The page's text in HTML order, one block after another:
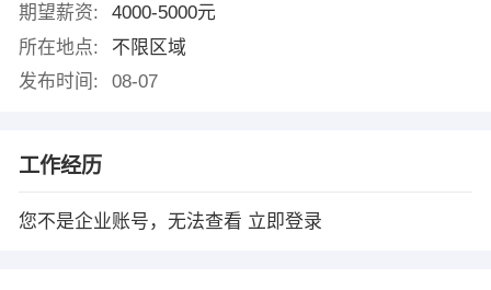
期望薪资:
4000-5000元
所在地点:
不限区域
发布时间:
08-07
工作经历
您不是企业账号，无法查看 立即登录